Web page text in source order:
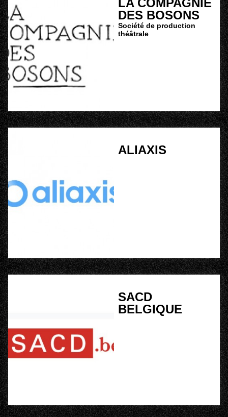
DES BOSONS
Société de production
théâtrale
ALIAXIS
SACD
BELGIQUE